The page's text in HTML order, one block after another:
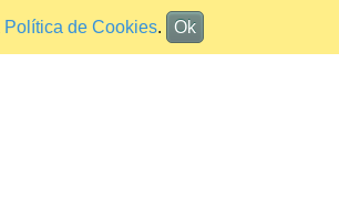
Política de Cookies. Ok